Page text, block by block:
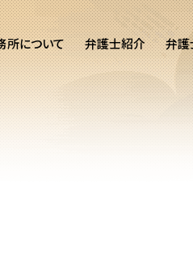
所について 弁護士紹介 弁護